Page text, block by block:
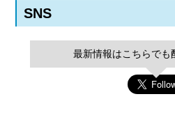
SNS
最新情報はこちらでも